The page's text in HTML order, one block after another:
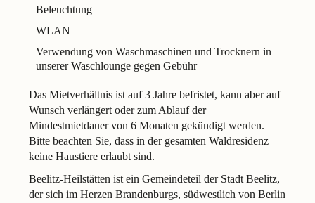
Beleuchtung
WLAN
Verwendung von Waschmaschinen und Trocknern in
unserer Waschlounge gegen Gebühr
Das Mietverhältnis ist auf 3 Jahre befristet, kann aber auf
Wunsch verlängert oder zum Ablauf der
Mindestmietdauer von 6 Monaten gekündigt werden.
Bitte beachten Sie, dass in der gesamten Waldresidenz
keine Haustiere erlaubt sind.
Beelitz-Heilstätten ist ein Gemeindeteil der Stadt Beelitz,
der sich im Herzen Brandenburgs, südwestlich von Berlin